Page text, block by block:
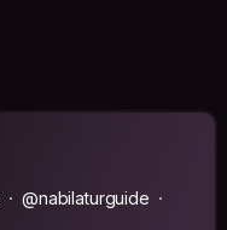
@nabilaturguide